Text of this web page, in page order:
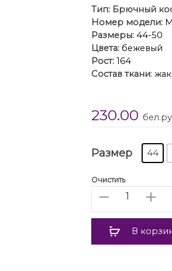
Тип: Брючный
Номер модели:
Размеры:44-50
Цвета: бежевый
Рост: 164
Состав ткани:
:
фигурным
делая на нем
Брюки на поясе
230.00
Размер 44
Очистить
Количество
В